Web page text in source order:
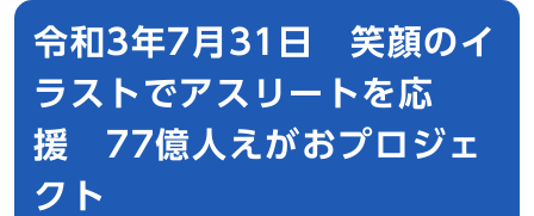
令和3年7月31日 笑顔のイ
ラストでアスリートを応
援 77億人えがおプロジェ
クト